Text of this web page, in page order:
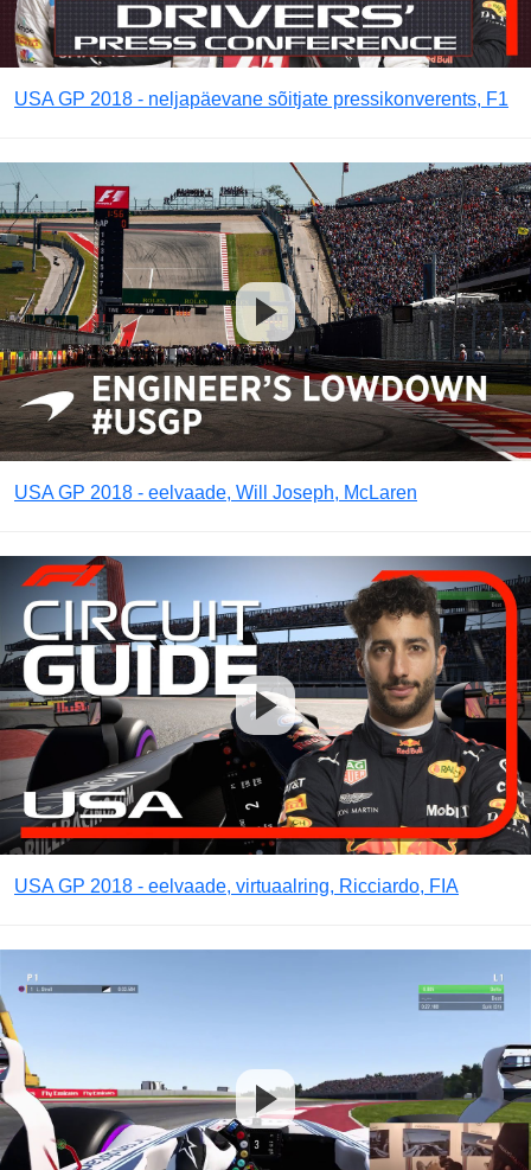
USA GP 2018 - neljapäevane sõitjate pressikonverents, F1
USA GP 2018 - eelvaade, Will Joseph, McLaren
USA GP 2018 - eelvaade, virtuaalring, Ricciardo, FIA